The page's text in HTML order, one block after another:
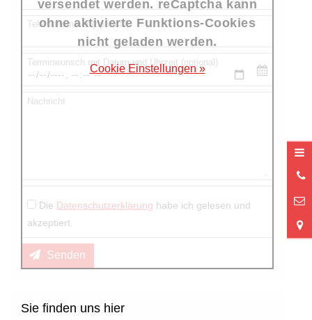
Telefonnummer (optional)
Terminwunsch mit Datum und Uhrzeit (optional)
Nachricht
Die Datenschutzerklärung habe ich gelesen und
akzeptiert.
Senden
versendet werden. reCaptcha kann
ohne aktivierte Funktions-Cookies
nicht geladen werden.
Cookie Einstellungen »
Sie finden uns hier